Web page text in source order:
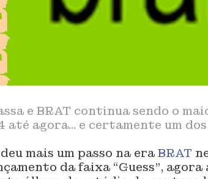
e BRAT continua sendo o
até agora... e certamente um
mais um passo na eraBRAT
da faixa “Guess”,